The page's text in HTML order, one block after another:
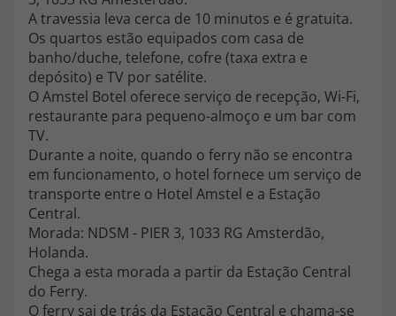
A travessia leva cerca de 10 minutos e é gratuita.
Os quartos estão equipados com casa de
banho/duche, telefone, cofre (taxa extra e
depósito) e TV por satélite.
O Amstel Botel oferece serviço de recepção, Wi-Fi,
restaurante para pequeno-almoço e um bar com
TV.
Durante a noite, quando o ferry não se encontra
em funcionamento, o hotel fornece um serviço de
transporte entre o Hotel Amstel e a Estação
Central.
Morada: NDSM - PIER 3, 1033 RG Amsterdão,
Holanda.
Chega a esta morada a partir da Estação Central
do Ferry.
O ferry sai de trás da Estação Central e chama-se